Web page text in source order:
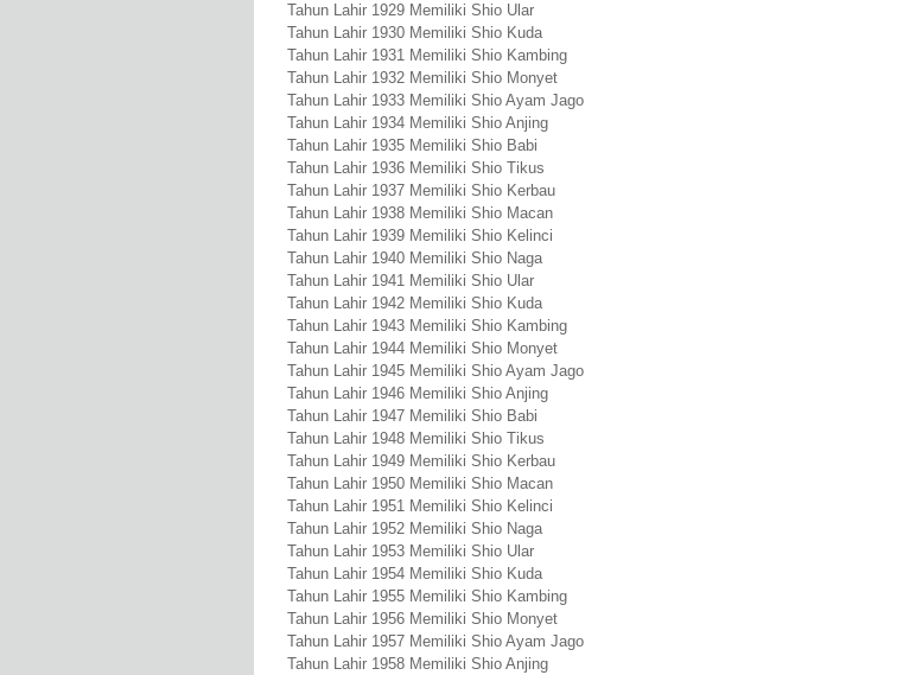
Tahun Lahir 1929 Memiliki Shio Ular
Tahun Lahir 1930 Memiliki Shio Kuda
Tahun Lahir 1931 Memiliki Shio Kambing
Tahun Lahir 1932 Memiliki Shio Monyet
Tahun Lahir 1933 Memiliki Shio Ayam Jago
Tahun Lahir 1934 Memiliki Shio Anjing
Tahun Lahir 1935 Memiliki Shio Babi
Tahun Lahir 1936 Memiliki Shio Tikus
Tahun Lahir 1937 Memiliki Shio Kerbau
Tahun Lahir 1938 Memiliki Shio Macan
Tahun Lahir 1939 Memiliki Shio Kelinci
Tahun Lahir 1940 Memiliki Shio Naga
Tahun Lahir 1941 Memiliki Shio Ular
Tahun Lahir 1942 Memiliki Shio Kuda
Tahun Lahir 1943 Memiliki Shio Kambing
Tahun Lahir 1944 Memiliki Shio Monyet
Tahun Lahir 1945 Memiliki Shio Ayam Jago
Tahun Lahir 1946 Memiliki Shio Anjing
Tahun Lahir 1947 Memiliki Shio Babi
Tahun Lahir 1948 Memiliki Shio Tikus
Tahun Lahir 1949 Memiliki Shio Kerbau
Tahun Lahir 1950 Memiliki Shio Macan
Tahun Lahir 1951 Memiliki Shio Kelinci
Tahun Lahir 1952 Memiliki Shio Naga
Tahun Lahir 1953 Memiliki Shio Ular
Tahun Lahir 1954 Memiliki Shio Kuda
Tahun Lahir 1955 Memiliki Shio Kambing
Tahun Lahir 1956 Memiliki Shio Monyet
Tahun Lahir 1957 Memiliki Shio Ayam Jago
Tahun Lahir 1958 Memiliki Shio Anjing